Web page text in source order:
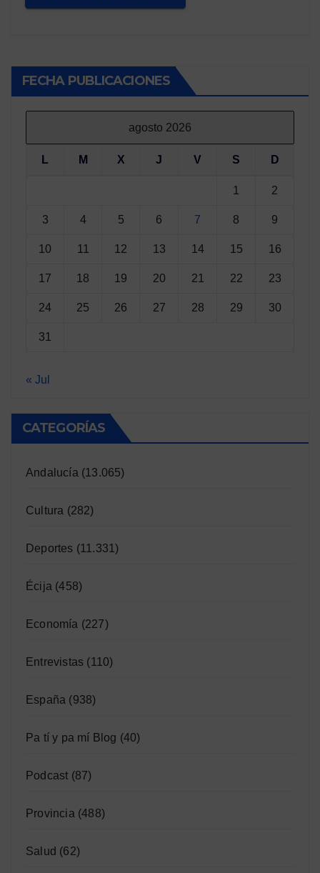
FECHA PUBLICACIONES
agosto 2026
L M X J V S D
1 2
3 4 5 6 7 8 9
10 11 12 13 14 15 16
17 18 19 20 21 22 23
24 25 26 27 28 29 30
31
« Jul
CATEGORÍAS
Andalucía (13.065)
Cultura (282)
Deportes (11.331)
Écija (458)
Economía (227)
Entrevistas (110)
España (938)
Pa tí y pa mí Blog (40)
Podcast (87)
Provincia (488)
Salud (62)